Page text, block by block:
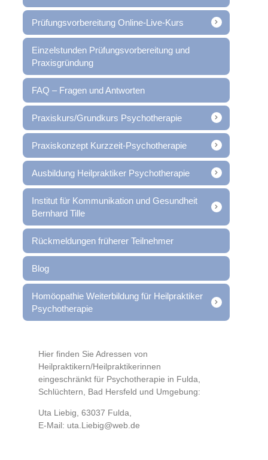
Prüfungsvorbereitung Online-Live-Kurs
Einzelstunden Prüfungsvorbereitung und
Praxisgründung
FAQ – Fragen und Antworten
Praxiskurs/Grundkurs Psychotherapie
Praxiskonzept Kurzzeit-Psychotherapie
Ausbildung Heilpraktiker Psychotherapie
Institut für Kommunikation und Gesundheit
Bernhard Tille
Rückmeldungen früherer Teilnehmer
Blog
Homöopathie Weiterbildung für Heilpraktiker
Psychotherapie
Hier finden Sie Adressen von
Heilpraktikern/Heilpraktikerinnen
eingeschränkt für Psychotherapie in Fulda,
Schlüchtern, Bad Hersfeld und Umgebung:
Uta Liebig, 63037 Fulda,
E-Mail: uta.Liebig@web.de